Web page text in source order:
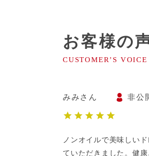
お客様の
みみ 非公
ノンオイルで美味しい
ていただきました。健